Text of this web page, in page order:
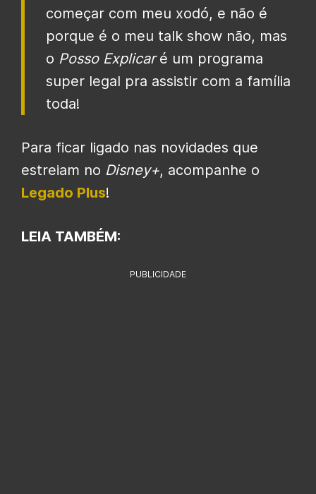
começar com meu xodó, e não é
porque é o meu talk show não, mas
o Posso Explicaré um programa
super legal pra assistir com a família
toda!
Para ficar ligado nas novidades que
estreiam no Disney+, acompanhe o
Legado Plus!
LEIA TAMBÉM:
PUBLICIDADE